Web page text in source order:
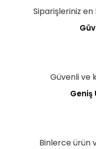
Siparişleriniz en
Güvenli ve
Geniş
Binlerce ürün